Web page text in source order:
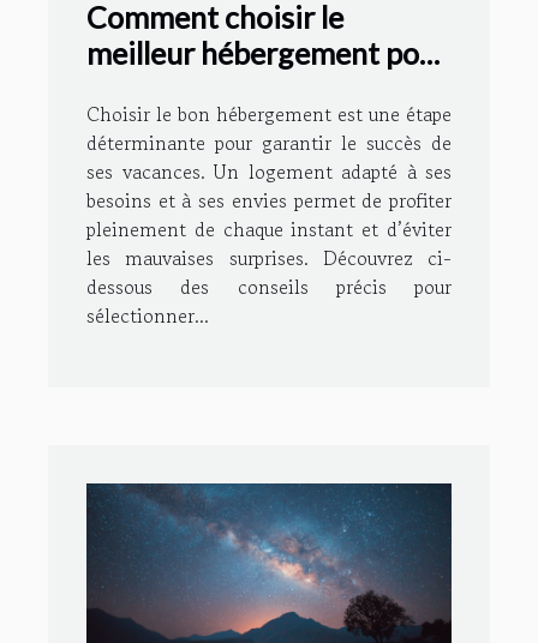
Comment choisir le
meilleur hébergement pour
Choisir le bon hébergement est une étape
déterminante pour garantir le succès de
ses vacances. Un logement adapté à ses
besoins et à ses envies permet de profiter
pleinement de chaque instant et d’éviter
les mauvaises surprises. Découvrez ci-
dessous des conseils précis pour
sélectionner...